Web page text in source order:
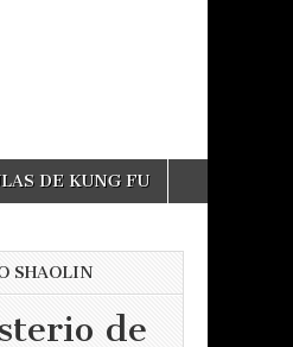
DE KUNG FU
SHAOLIN
de